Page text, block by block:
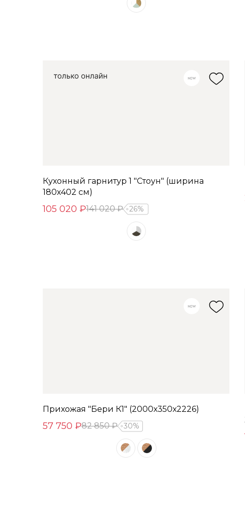
Кухонный гарнитур 1 "Стоун" (ширина
180х402 см)
105 020 ₽141 020 ₽ 26%
Прихожая "Бери К1" (2000х350х2226)
57 750 ₽82 850 ₽ 30%